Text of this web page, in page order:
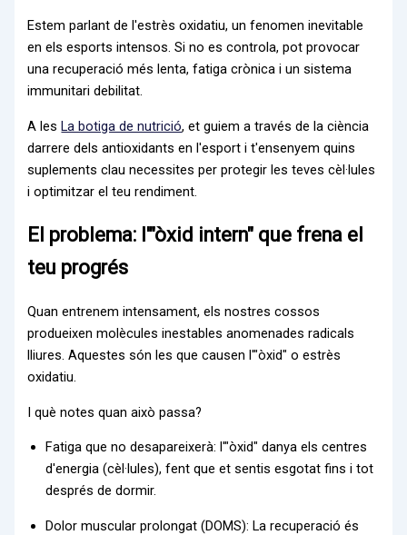
Estem parlant de l'estrès oxidatiu, un fenomen inevitable
en els esports intensos. Si no es controla, pot provocar
una recuperació més lenta, fatiga crònica i un sistema
immunitari debilitat.
A lesLa botiga de nutrició, et guiem a través de la ciència
darrere dels antioxidants en l'esport i t'ensenyem quins
suplements clau necessites per protegir les teves cèl·lules
i optimitzar el teu rendiment.
El problema: l'"òxid intern" que frena el
teu progrés
Quan entrenem intensament, els nostres cossos
produeixen molècules inestables anomenades radicals
lliures. Aquestes són les que causen l'"òxid" o estrès
oxidatiu.
I què notes quan això passa?
Fatiga que no desapareixerà: l'"òxid" danya els centres
d'energia (cèl·lules), fent que et sentis esgotat fins i tot
després de dormir.
Dolor muscular prolongat (DOMS): La recuperació és